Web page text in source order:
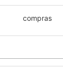
compras